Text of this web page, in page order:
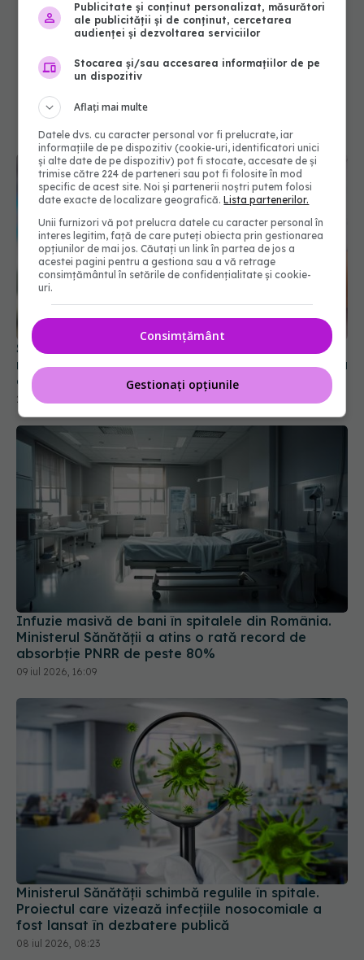
Spitalul „M.S. Curie” primește 22 de asistenți
medicali. Ministrul Sănătății: „Nu putem abandona
celelalte spitale din România”
23 iul 2026, 15:49
Infuzie masivă de bani în spitalele din România.
Ministerul Sănătății a atins o rată record de
absorbție PNRR de peste 80%
09 iul 2026, 16:09
Ministerul Sănătății schimbă regulile în spitale.
Proiectul care vizează infecțiile nosocomiale a
fost lansat în dezbatere publică
08 iul 2026, 08:23
Publicitate și conținut personalizat, măsurători
ale publicității și de conținut, cercetarea
audienței și dezvoltarea serviciilor
Stocarea și/sau accesarea informațiilor de pe
un dispozitiv
Aflați mai multe
Datele dvs. cu caracter personal vor fi prelucrate, iar
informațiile de pe dispozitiv (cookie-uri, identificatori unici
și alte date de pe dispozitiv) pot fi stocate, accesate de și
trimise către 224 de parteneri sau pot fi folosite în mod
specific de acest site. Noi și partenerii noștri putem folosi
date exacte de localizare geografică.Lista partenerilor.
Unii furnizori vă pot prelucra datele cu caracter personal în
interes legitim, față de care puteți obiecta prin gestionarea
opțiunilor de mai jos. Căutați un link în partea de jos a
acestei pagini pentru a gestiona sau a vă retrage
consimțământul în setările de confidențialitate și cookie-
uri.
Consimțământ
Gestionați opțiunile